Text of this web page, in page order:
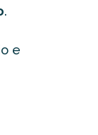
.
e